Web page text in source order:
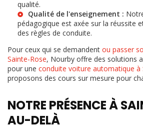
qualité.
Qualité de l'enseignement :
pédagogique est axée sur la réussite
des règles de conduite.
Pour ceux qui se demandent ou passer
Sainte-Rose, Nourby offre des solutions
pour une conduite voiture automatique à
proposons des cours sur mesure pour
NOTRE PRÉSENCE À
AU-DELÀ